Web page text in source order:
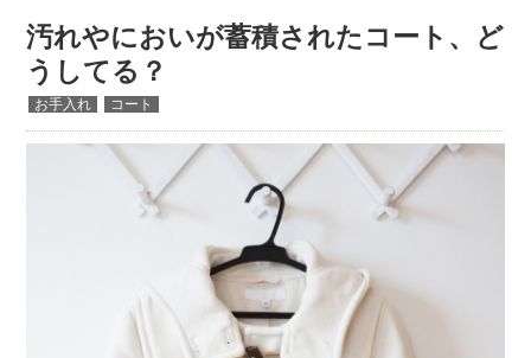
汚れやにおいが蓄積されたコート、ど
うしてる？
お手入れ コート